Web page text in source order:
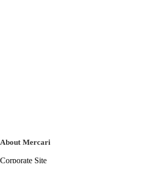
About Mercari
Corporate Site